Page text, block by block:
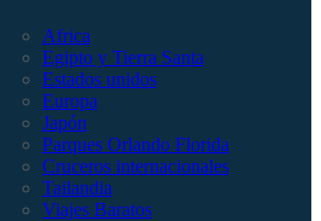
Africa
Egipto y Tierra Santa
Estados unidos
Europa
Japón
Parques Orlando Florida
Cruceros internacionales
Tailandia
Viajes Baratos